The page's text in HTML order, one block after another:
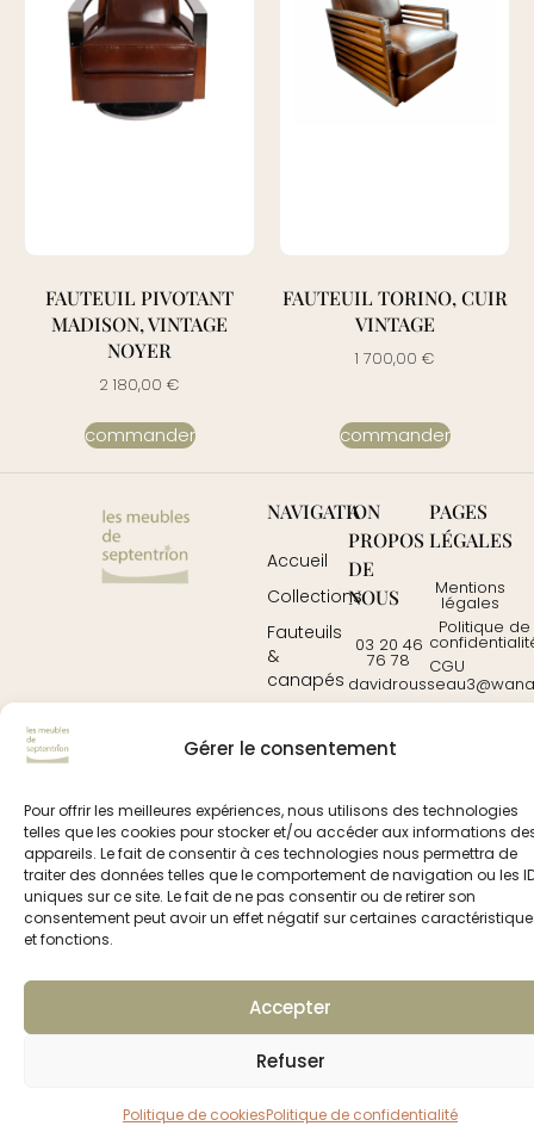
Gérer le consentement
Pour offrir les meilleures expériences, nous utilisons des technologies
telles que les cookies pour stocker et/ou accéder aux informations
appareils. Le fait de consentir à ces technologies nous permettra de
traiter des données telles que le comportement de navigation ou les
uniques sur ce site. Le fait de ne pas consentir ou de retirer son
consentement peut avoir un effet négatif sur certaines
et fonctions.
Accepter
Refuser
Politique de cookiesPolitique de confidentialité
FAUTEUIL PIVOTANT
MADISON, VINTAGE
NOYER
2 180,00 €
commander
FAUTEUIL TORINO, CUIR
VINTAGE
1 700,00 €
commander
NAVIGATION
Accueil
Collections
Fauteuils
&
canapés
Tables
A
PROPOS
DE
NOUS
03 20 46
76 78
PAGES
LÉGALES
Mentions
légales
Politique de
CGU
© 2025prochedemoi.fr– tous droits réservés
mentions légales|politique de confidentialité|conditions
générales d’utilisation